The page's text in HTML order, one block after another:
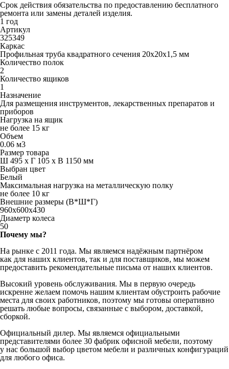
Срок действия обязательства по предоставлению бесплатного
ремонта или замены деталей изделия.
1 год
Артикул
325349
Каркас
Профильная труба квадратного сечения 20х20х1,5 мм
Количество полок
2
Количество ящиков
1
Назначение
Для размещения инструментов, лекарственных препаратов и
приборов
Нагрузка на ящик
не более 15 кг
Объем
0.06 м3
Размер товара
Ш 495 x Г 105 x В 1150 мм
Выбран цвет
Белый
Максимальная нагрузка на металлическую полку
не более 10 кг
Внешние размеры (В*Ш*Г)
960x600x430
Диаметр колеса
50
Почему мы?
На рынке с 2011 года. Мы являемся надёжным партнёром
как для наших клиентов, так и для поставщиков, мы можем
предоставить рекомендательные письма от наших клиентов.
Высокий уровень обслуживания. Мы в первую очередь
искренне желаем помочь нашим клиентам обустроить рабочие
места для своих работников, поэтому мы готовы оперативно
решать любые вопросы, связанные с выбором, доставкой,
сборкой.
Официальный дилер. Мы являемся официальными
представителями более 30 фабрик офисной мебели, поэтому
у нас большой выбор цветом мебели и различных конфигураций
для любого офиса.